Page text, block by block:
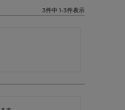
3件中 1-3件表示